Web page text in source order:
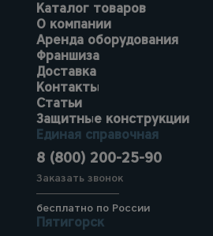
Каталог товаров
О компании
Аренда оборудования
Франшиза
Доставка
Контакты
Статьи
Защитные конструкции
Единая справочная
8 (800) 200-25-90
Заказать звонок
бесплатно по России
Пятигорск